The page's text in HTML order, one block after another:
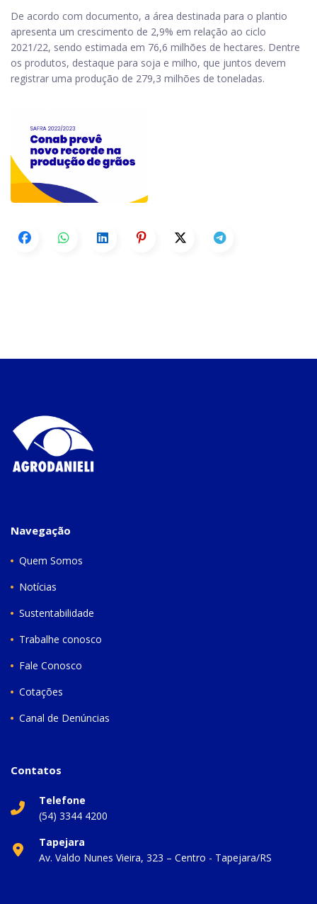
De acordo com documento, a área destinada para o plantio
apresenta um crescimento de 2,9% em relação ao ciclo
2021/22, sendo estimada em 76,6 milhões de hectares. Dentre
os produtos, destaque para soja e milho, que juntos devem
registrar uma produção de 279,3 milhões de toneladas.
Navegação
Quem Somos
Notícias
Sustentabilidade
Trabalhe conosco
Fale Conosco
Cotações
Canal de Denúncias
Contatos
Telefone
(54) 3344 4200
Tapejara
Av. Valdo Nunes Vieira, 323 – Centro - Tapejara/RS